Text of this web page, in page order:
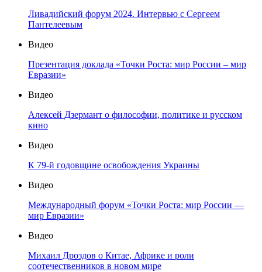
Ливадийский форум 2024. Интервью с Сергеем
Пантелеевым
Видео
Презентация доклада «Точки Роста: мир России – мир
Евразии»
Видео
Алексей Дзермант о философии, политике и русском
кино
Видео
К 79-й годовщине освобождения Украины
Видео
Международный форум «Точки Роста: мир России —
мир Евразии»
Видео
Михаил Дроздов о Китае, Африке и роли
соотечественников в новом мире